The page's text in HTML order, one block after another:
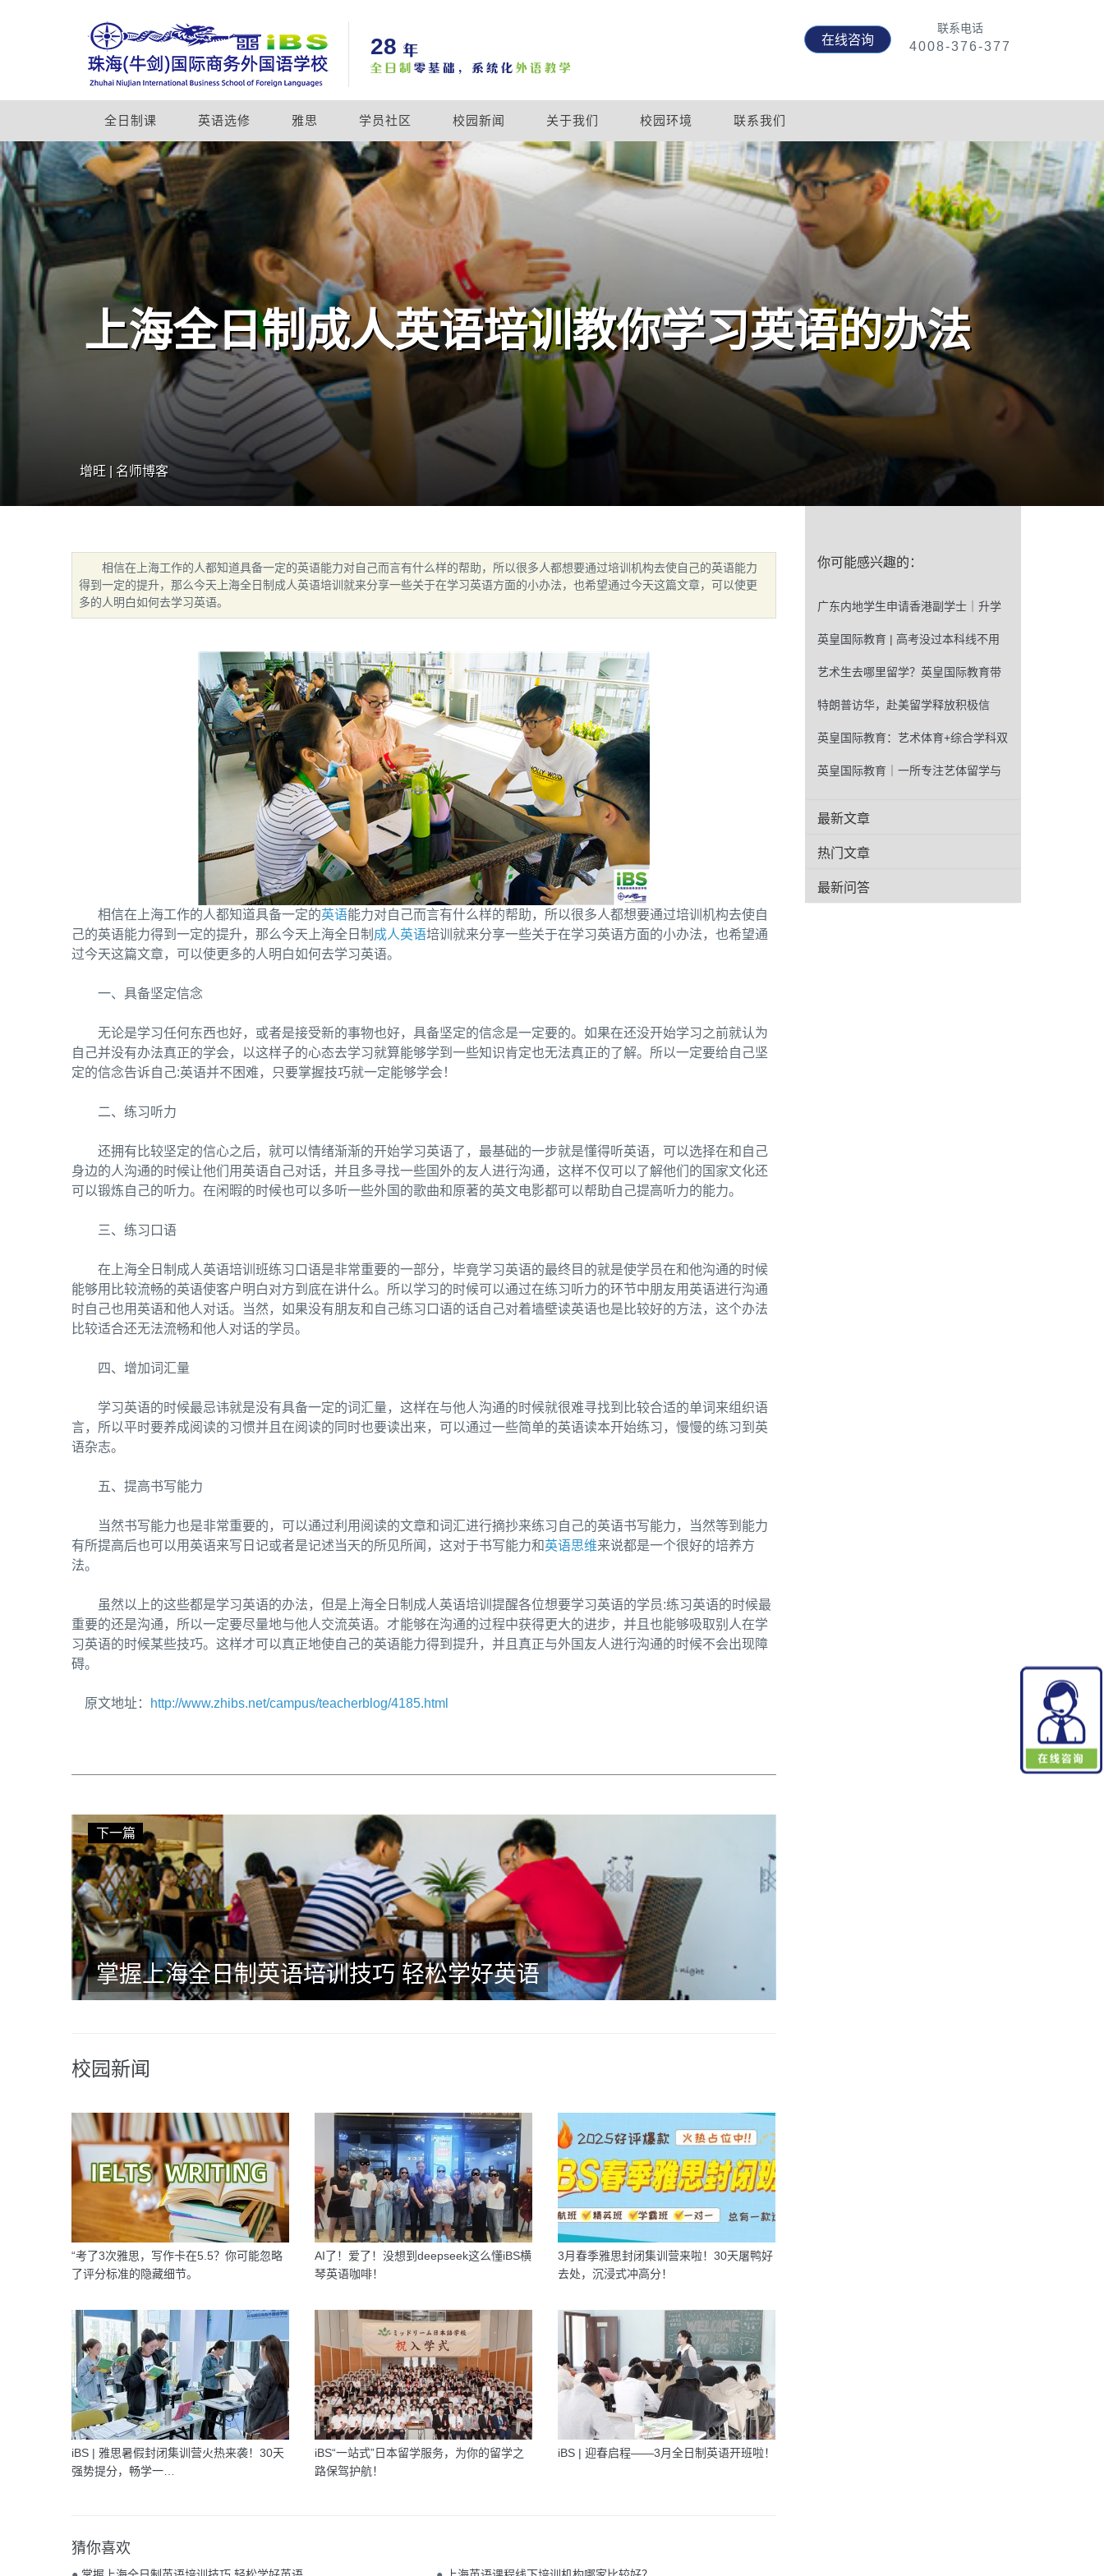
在线咨询
联系电话
4008-376-377
28
全日制课 英语选修 雅思 学员社区 校园新闻 关于我们 校园环境 联系我们
上海全日制成人英语培训教你学习英语的办法
增旺 | 名师博客
相信在上海工作的人都知道具备一定的英语能力对自己而言有什么样的帮助，所以很多人都想要通过培训机构去使自己的英语能力
得到一定的提升，那么今天上海全日制成人英语培训就来分享一些关于在学习英语方面的小办法，也希望通过今天这篇文章，可以使更
多的人明白如何去学习英语。
相信在上海工作的人都知道具备一定的英语能力对自己而言有什么样的帮助，所以很多人都想要通过培训机构去使自
己的英语能力得到一定的提升，那么今天 上海全日制 成人英语培训 就来分享一些关于在学习英语方面的小办法，也希望通
过今天这篇文章，可以使更多的人明白如何去学习英语。
一、具备坚定信念
无论是学习任何东西也好，或者是接受新的事物也好，具备坚定的信念是一定要的。如果在还没开始学习之前就认为
自己并没有办法真正的学会，以这样子的心态去学习就算能够学到一些知识肯定也无法真正的了解。所以一定要给自己坚
定的信念告诉自己:英语并不困难，只要掌握技巧就一定能够学会！
二、练习听力
还拥有比较坚定的信心之后，就可以情绪渐渐的开始学习英语了，最基础的一步就是懂得听英语，可以选择在和自己
身边的人沟通的时候让他们用英语自己对话，并且多寻找一些国外的友人进行沟通，这样不仅可以了解他们的国家文化还
可以锻炼自己的听力。在闲暇的时候也可以多听一些外国的歌曲和原著的英文电影都可以帮助自己提高听力的能力。
三、练习口语
在上海全日制成人英语培训班练习口语是非常重要的一部分，毕竟学习英语的最终目的就是使学员在和他沟通的时候
能够用比较流畅的英语使客户明白对方到底在讲什么。所以学习的时候可以通过在练习听力的环节中朋友用英语进行沟通
时自己也用英语和他人对话。当然，如果没有朋友和自己练习口语的话自己对着墙壁读英语也是比较好的方法，这个办法
比较适合还无法流畅和他人对话的学员。
四、增加词汇量
学习英语的时候最忌讳就是没有具备一定的词汇量，这样在与他人沟通的时候就很难寻找到比较合适的单词来组织语
言，所以平时要养成阅读的习惯并且在阅读的同时也要读出来，可以通过一些简单的英语读本开始练习，慢慢的练习到英
语杂志。
五、提高书写能力
当然书写能力也是非常重要的，可以通过利用阅读的文章和词汇进行摘抄来练习自己的英语书写能力，当然等到能力
有所提高后也可以用英语来写日记或者是记述当天的所见所闻，这对于书写能力和英语思维来说都是一个很好的培养方
法。
虽然以上的这些都是学习英语的办法，但是上海全日制成人英语培训提醒各位想要学习英语的学员:练习英语的时候最
重要的还是沟通，所以一定要尽量地与他人交流英语。才能够在沟通的过程中获得更大的进步，并且也能够吸取别人在学
习英语的时候某些技巧。这样才可以真正地使自己的英语能力得到提升，并且真正与外国友人进行沟通的时候不会出现障
碍。
原文地址： http://www.zhibs.net/campus/teacherblog/4185.html
下一篇
掌握上海全日制英语培训技巧 轻松学好英语
校园新闻
“考了3次雅思，写作卡在5.5？你可能忽略
了评分标准的隐藏细节。
AI了！爱了！没想到deepseek这么懂iBS横
琴英语咖啡！
3月春季雅思封闭集训营来啦！30天屠鸭好
去处，沉浸式冲高分！
iBS | 雅思暑假封闭集训营火热来袭！30天
强势提分，畅学一…
iBS“一站式”日本留学服务，为你的留学之
路保驾护航！
iBS | 迎春启程——3月全日制英语开班啦！
猜你喜欢
你可能感兴趣的：
广东内地学生申请香港副学士｜升学
准备申请流程及注意事项！
英皇国际教育 | 高考没过本科线不用
慌！香港副学士，考生低分逆袭本科
的优质出路
艺术生去哪里留学？英皇国际教育带
你拆解热门国家优势与特点！
特朗普访华，赴美留学释放积极信
号，艺术生如何抓住机遇？
英皇国际教育：艺术体育+综合学科双
路径，助力学子直通世界名校
英皇国际教育｜一所专注艺体留学与
最新文章
热门文章
最新问答